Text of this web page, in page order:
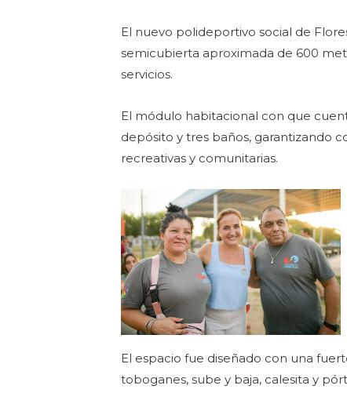
El nuevo polideportivo social de
semicubierta aproximada de 600
servicios.
El módulo habitacional con que
depósito y tres baños, garantizando
recreativas y comunitarias.
El espacio fue diseñado con una
toboganes, sube y baja, calesita y